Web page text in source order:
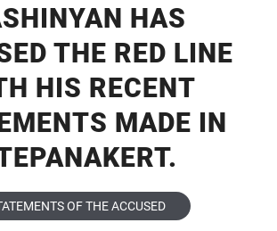
HAS
THE RED LINE
HIS RECENT
MADE IN
OF THE ACCUSED